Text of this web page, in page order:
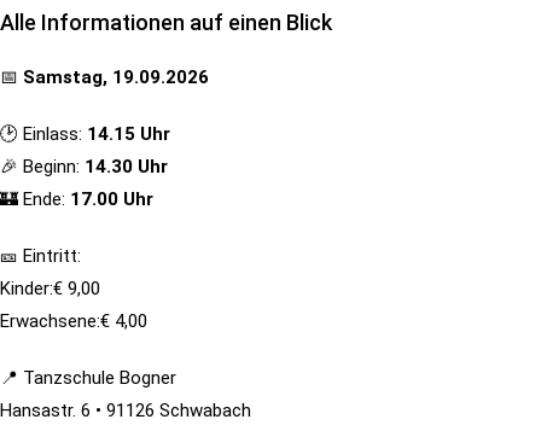
Alle Informationen auf einen Blick
📅 Samstag, 19.09.2026
🕑 Einlass: 14.15 Uhr
🎉 Beginn: 14.30 Uhr
🏰 Ende: 17.00 Uhr
🎫 Eintritt:
Kinder:€ 9,00
Erwachsene:€ 4,00
📍 Tanzschule Bogner
Hansastr. 6 • 91126 Schwabach